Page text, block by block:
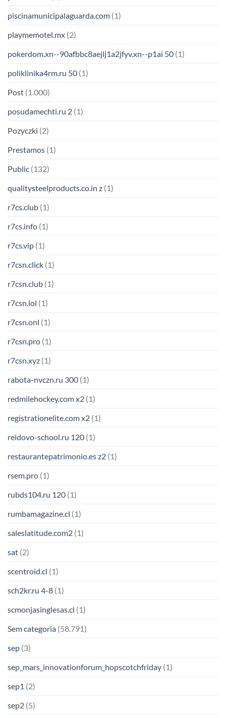
piscinamunicipalaguarda.com (1)
playmemotel.mx (2)
pokerdom.xn--90afbbc8aejlj1a2jfyv.xn--p1ai 50 (1)
poliklinika4rm.ru 50 (1)
Post (1.000)
posudamechti.ru 2 (1)
Pozyczki (2)
Prestamos (1)
Public (132)
qualitysteelproducts.co.in z (1)
r7cs.club (1)
r7cs.info (1)
r7cs.vip (1)
r7csn.click (1)
r7csn.club (1)
r7csn.lol (1)
r7csn.onl (1)
r7csn.pro (1)
r7csn.xyz (1)
rabota-nvczn.ru 300 (1)
redmilehockey.com x2 (1)
registrationelite.com x2 (1)
reidovo-school.ru 120 (1)
restaurantepatrimonio.es z2 (1)
rsem.pro (1)
rubds104.ru 120 (1)
rumbamagazine.cl (1)
saleslatitude.com2 (1)
sat (2)
scentroid.cl (1)
sch2kr.ru 4-8 (1)
scmonjasinglesas.cl (1)
Sem categoria (58.791)
sep (3)
sep_mars_innovationforum_hopscotchfriday (1)
sep1 (2)
sep2 (5)